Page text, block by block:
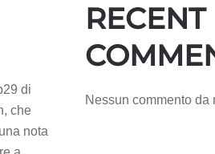
di
che
nota
RECENT
Nessun commento da